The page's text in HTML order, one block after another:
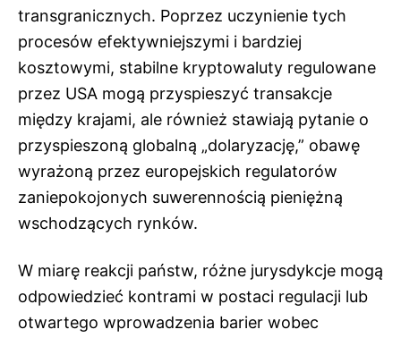
transgranicznych. Poprzez uczynienie tych
procesów efektywniejszymi i bardziej
kosztowymi, stabilne kryptowaluty regulowane
przez USA mogą przyspieszyć transakcje
między krajami, ale również stawiają pytanie o
przyspieszoną globalną „dolaryzację,” obawę
wyrażoną przez europejskich regulatorów
zaniepokojonych suwerennością pieniężną
wschodzących rynków.
W miarę reakcji państw, różne jurysdykcje mogą
odpowiedzieć kontrami w postaci regulacji lub
otwartego wprowadzenia barier wobec